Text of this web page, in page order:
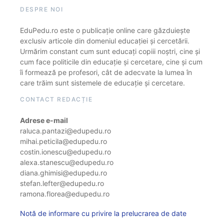
DESPRE NOI
EduPedu.ro este o publicație online care găzduiește
exclusiv articole din domeniul educației și cercetării.
Urmărim constant cum sunt educați copiii noștri, cine și
cum face politicile din educație și cercetare, cine și cum
îi formează pe profesori, cât de adecvate la lumea în
care trăim sunt sistemele de educație și cercetare.
CONTACT REDACȚIE
Adrese e-mail
raluca.pantazi@edupedu.ro
mihai.peticila@edupedu.ro
costin.ionescu@edupedu.ro
alexa.stanescu@edupedu.ro
diana.ghimisi@edupedu.ro
stefan.lefter@edupedu.ro
ramona.florea@edupedu.ro
Notă de informare cu privire la prelucrarea de date